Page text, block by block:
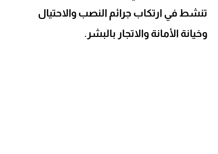
تنشط في ارتكاب جرائم النصب والاحتيال
وخيانة الأمانة والاتجار بالبشر.